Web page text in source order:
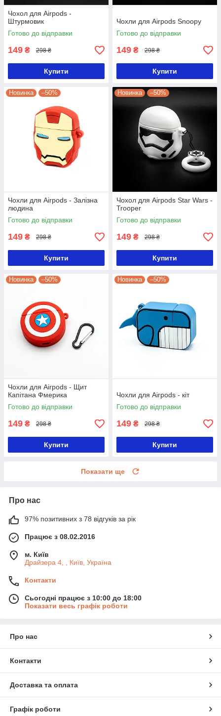
Чохол для Airpods -
Штурмовик
Готово до відправки
149 ₴ 298 ₴
Купити
Чохли для Airpods Snoopy
Готово до відправки
149 ₴ 298 ₴
Купити
Новинка –50%
Чохли для Airpods - Залізна
людина
Готово до відправки
149 ₴ 298 ₴
Купити
Новинка –50%
Чохол для Airpods Star Wars -
Trooper
Готово до відправки
149 ₴ 298 ₴
Купити
Новинка –50%
Чохли для Airpods - Щит
Капітана Фмерика
Готово до відправки
149 ₴ 298 ₴
Купити
Новинка –50%
Чохли для Airpods - кіт
Готово до відправки
149 ₴ 298 ₴
Купити
Показати ще
Про нас
97% позитивних з 78 відгуків за рік
Працює з 08.02.2016
м. Київ
Драйзера 4, , Київ, Україна
Контакти
Сьогодні працює з 10:00 до 18:00
Показати весь графік роботи
Про нас
Контакти
Доставка та оплата
Графік роботи